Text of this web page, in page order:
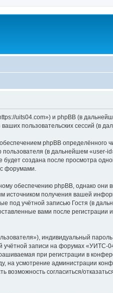
uits04.com») и phpBB (в
пользовательских сессий (в
phpBB определённого
(в дальнейшем «user-
создана после просмотра
форумами.
обеспечению phpBB, однако они
источником получения вашей
под учётной записью Гостя (в
вами после регистрации
индивидуальный
записи на форумах «УИТС-
при регистрации в
на усмотрение администрации
возможность согласиться/